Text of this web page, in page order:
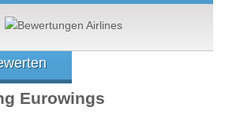
Eurowings